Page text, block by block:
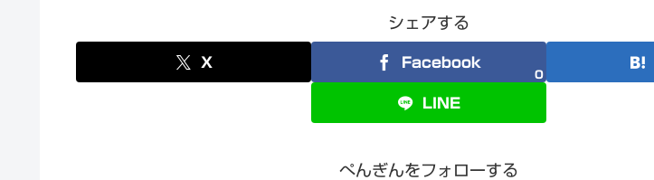
シェアする
X Facebook
0
LINE
ぺんぎんをフォローする